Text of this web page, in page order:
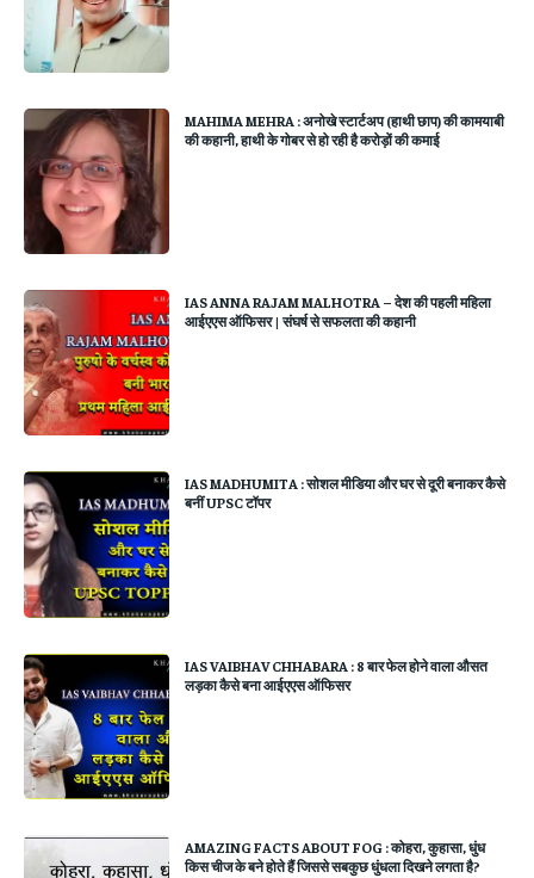
MAHIMA MEHRA : अनोखे स्टार्टअप (हाथी छाप) की कामयाबी
की कहानी, हाथी के गोबर से हो रही है करोड़ों की कमाई
IAS ANNA RAJAM MALHOTRA – देश की पहली महिला
आईएएस ऑफिसर | संघर्ष से सफलता की कहानी
IAS MADHUMITA : सोशल मीडिया और घर से दूरी बनाकर कैसे
बनीं UPSC टॉपर
IAS VAIBHAV CHHABARA : 8 बार फेल होने वाला औसत
लड़का कैसे बना आईएएस ऑफिसर
AMAZING FACTS ABOUT FOG : कोहरा, कुहासा, धुंध
किस चीज के बने होते हैं जिससे सबकुछ धुंधला दिखने लगता है?